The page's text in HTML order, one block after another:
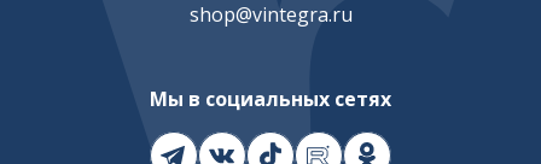
shop@vintegra.ru
Мы в социальных сетях